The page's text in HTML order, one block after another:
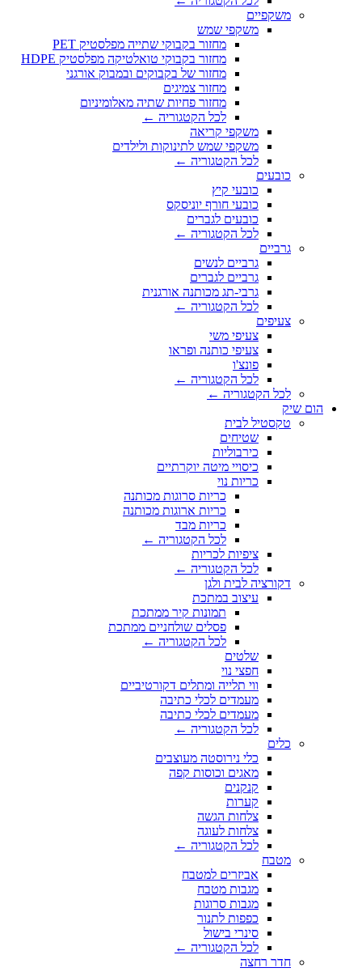
משקפיים
משקפי שמש
מחזור בקבוקי שתייה מפלסטיק PET
מחזור בקבוקי טואלטיקה מפלסטיק HDPE
מחזור של בקבוקים ובמבוק אורגני
מחזור צמיגים
מחזור פחיות שתיה מאלומיניום
לכל הקטגוריה ←
משקפי קריאה
משקפי שמש לתינוקות ולילדים
לכל הקטגוריה ←
כובעים
כובעי קיץ
כובעי חורף יוניסקס
כובעים לגברים
לכל הקטגוריה ←
גרביים
גרביים לנשים
גרביים לגברים
גרבי-תג מכותנה אורגנית
לכל הקטגוריה ←
צעיפים
צעיפי משי
צעיפי כותנה ופראו
פונצ'ו
לכל הקטגוריה ←
לכל הקטגוריה ←
הום שיק
טקסטיל לבית
שטיחים
כירבוליות
כיסויי מיטה יוקרתיים
כריות נוי
כריות סרוגות מכותנה
כריות ארוגות מכותנה
כריות מבד
לכל הקטגוריה ←
ציפיות לכריות
לכל הקטגוריה ←
דקורציה לבית ולגן
עיצוב במתכת
תמונות קיר ממתכת
פסלים שולחניים ממתכת
לכל הקטגוריה ←
שלטים
חפצי נוי
ווי תלייה ומתלים דקורטיביים
מעמדים לכלי כתיבה
מעמדים לכלי כתיבה
לכל הקטגוריה ←
כלים
כלי נירוסטה מעוצבים
מאגים וכוסות קפה
קנקנים
קערות
צלחות הגשה
צלחות לעוגה
לכל הקטגוריה ←
מטבח
אביזרים למטבח
מגבות מטבח
מגבות סרוגות
כפפות לתנור
סינרי בישול
לכל הקטגוריה ←
חדר רחצה